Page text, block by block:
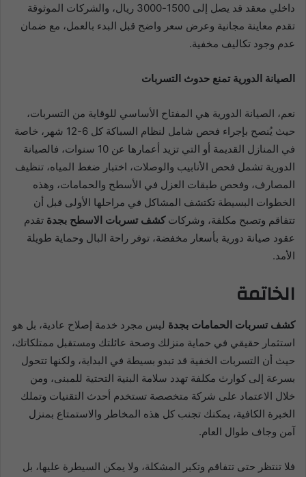
داخلي معقد قد يصل إلى 1500-3000 ريال، والشركات الموثوقة
تقدم معاينة مجانية وعرض سعر واضح قبل البدء بالعمل، مع ضمان
عدم وجود تكاليف مخفية.
الصيانة الدورية تمنع حدوث التسربات
نعم، الصيانة الدورية هي المفتاح الأساسي للوقاية من التسربات،
حيث يُنصح بإجراء فحص شامل لنظام السباكة كل 6-12 شهر، خاصة
في المنازل القديمة أو التي تزيد أعمارها عن 10 سنوات، فالصيانة
الدورية تشمل فحص الأنابيب والوصلات، اختبار ضغط المياه، تنظيف
المصارف، وفحص طبقات العزل في الأسطح والحمامات، وهذه
الخطوات البسيطة تكتشف المشاكل في مراحلها الأولى قبل أن
تتفاقم وتصبح مكلفة، وشركاتكشف تسربات الاسطح بجدة تقدم
عقود صيانة دورية بأسعار مخفضة، توفر راحة البال وحماية طويلة
الأمد.
الخاتمة
كشف تسربات الحمامات بجدة ليس مجرد خدمة إصلاح عادية، بل هو
استثمار حقيقي في حماية منزلك وصحة عائلتك ومستقبل ممتلكاتك،
حيث أن التسربات الخفية قد تبدو بسيطة في البداية، ولكنها تتحول
بسرعة إلى كوارث مكلفة تهدد سلامة البنية التحتية للمبنى، ومن
خلال الاعتماد على شركة متخصصة تستخدم أحدث التقنيات وتملك
الخبرة الكافية، يمكنك تجنب كل هذه المخاطر والاستمتاع بمنزل
آمن وجاف طوال العام.
فلا تنتظر حتى تتفاقم وتكبر المشكلة، ولا يمكن السيطرة عليها، بل